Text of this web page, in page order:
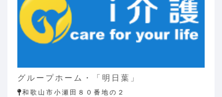
グ ル ー プ ホ ー ム ・ 「 明 日 葉 」
和 歌 山 市 小 瀬 田 ８ ０ 番 地 の ２